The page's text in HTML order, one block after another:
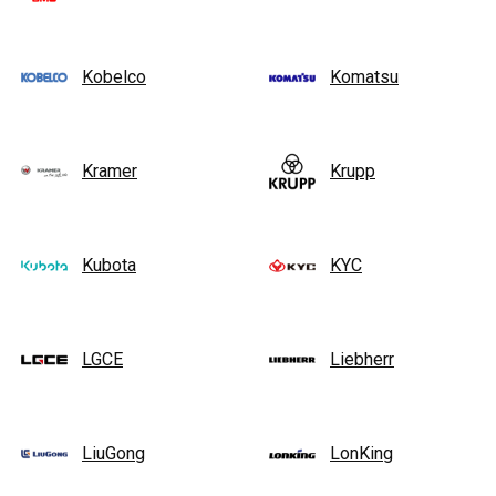
Kobelco Komatsu
Kramer Krupp
Kubota KYC
LGCE Liebherr
LiuGong LonKing